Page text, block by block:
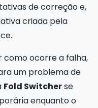
de correção e,
criada pela
como ocorre a falha,
um problema de
Fold Switcherse
enquanto o